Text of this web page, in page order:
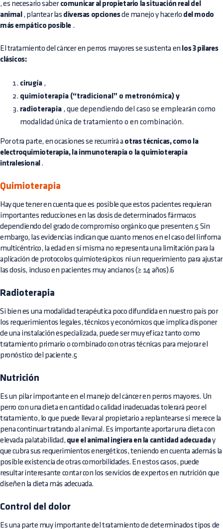
, es necesario saber comunicar al propietario la situación real del
animal , plantear las diversas opcionesde manejo y hacerlo del modo
más empático posible .
El tratamiento del cáncer en perros mayores se sustenta en los 3 pilares
clásicos:
cirugía ,
quimioterapia (“tradicional” o metronómica) y
radioterapia , que dependiendo del caso se emplearán como
modalidad única de tratamiento o en combinación.
Por otra parte, en ocasiones se recurrirá a otras técnicas, como la
electroquimioterapia, la inmunoterapia o la quimioterapia
intralesional .
Quimioterapia
Hay que tener en cuenta que es posible que estos pacientes requieran
importantes reducciones en las dosis de determinados fármacos
dependiendo del grado de compromiso orgánico que presenten.5 Sin
embargo, las evidencias indican que cuanto menos en el caso del linfoma
multicéntrico, la edad en sí misma no representa una limitación para la
aplicación de protocolos quimioterápicos ni un requerimiento para ajustar
las dosis, incluso en pacientes muy ancianos (≥ 14 años).6
Radioterapia
Si bien es una modalidad terapéutica poco difundida en nuestro país por
los requerimientos legales, técnicos y económicos que implica disponer
de una instalación especializada, puede ser muy eficaz tanto como
tratamiento primario o combinado con otras técnicas para mejorar el
pronóstico del paciente.5
Nutrición
Es un pilar importante en el manejo del cáncer en perros mayores. Un
perro con una dieta en cantidad o calidad inadecuadas tolerará peor el
tratamiento, lo que puede llevar al propietario a replantearse si merece la
pena continuar tratando al animal. Es importante aportar una dieta con
elevada palatabilidad, que el animal ingiera en la cantidad adecuaday
que cubra sus requerimientos energéticos, teniendo en cuenta además la
posible existencia de otras comorbilidades. En estos casos, puede
resultar interesante contar con los servicios de expertos en nutrición que
diseñen la dieta más adecuada.
Control del dolor
Es una parte muy importante del tratamiento de determinados tipos de